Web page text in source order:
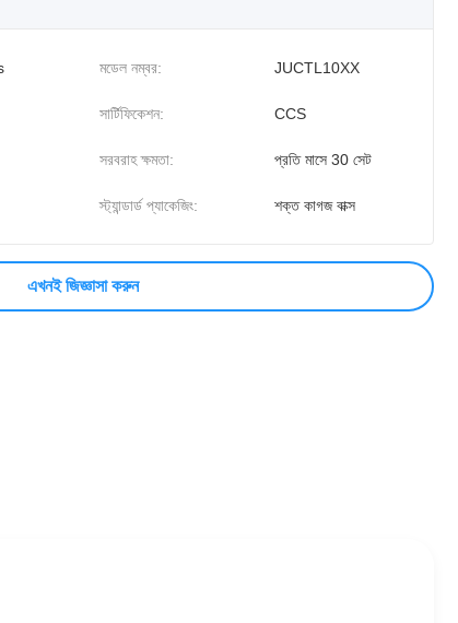
মডেল নম্বর: JUCTL10XX
সার্টিফিকেশন: CCS
সরবরাহ ক্ষমতা: প্রতি মাসে 30 সেট
স্ট্যান্ডার্ড প্যাকেজিং: শক্ত কাগজ বাক্স
এখনই জিজ্ঞাসা করুন